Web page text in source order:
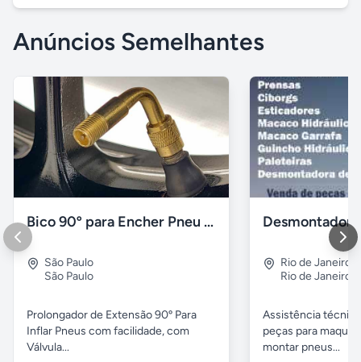
Anúncios Semelhantes
Bico 90º para Encher Pneu Moto ou Bicicleta
São Paulo
São Paulo
Prolongador de Extensão 90º Para
Inflar Pneus com facilidade, com
Válvula...
Rio de Janeiro
Rio de Janeiro
Assistência
peças para
montar pneus...